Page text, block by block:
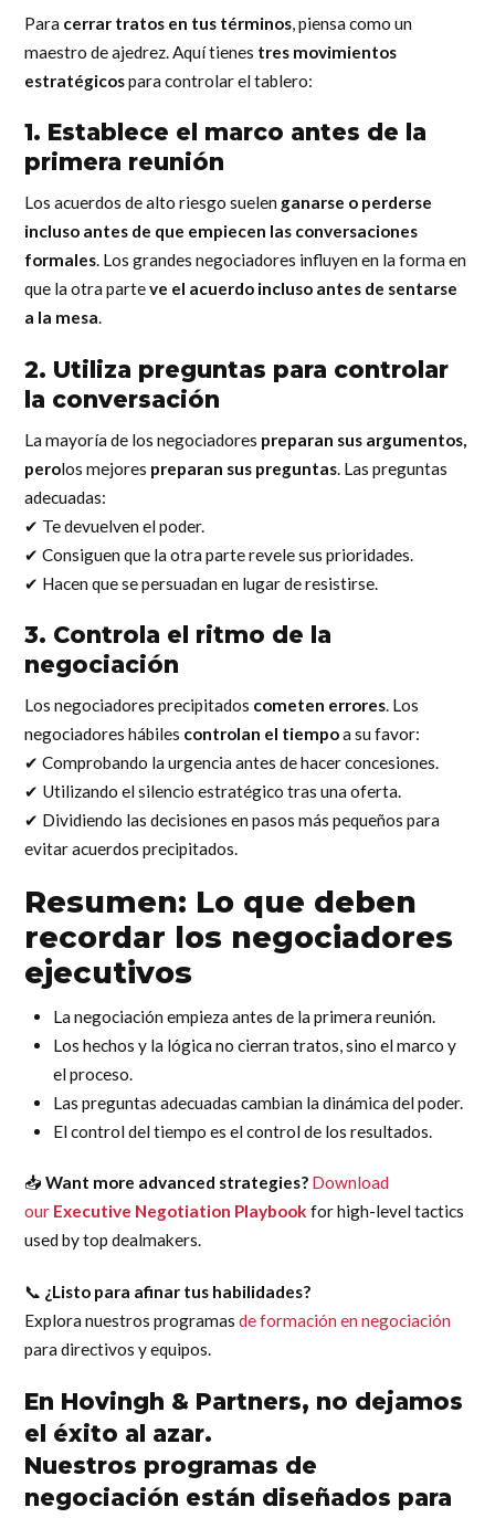
Para cerrar tratos en tus términos, piensa como un
maestro de ajedrez. Aquí tienes tres movimientos
estratégicospara controlar el tablero:
1. Establece el marco antes de la
primera reunión
Los acuerdos de alto riesgo suelen ganarse o perderse
incluso antes de que empiecen las conversaciones
formales. Los grandes negociadores influyen en la forma en
que la otra parteve el acuerdo incluso antes de sentarse
a la mesa.
2. Utiliza preguntas para controlar
la conversación
La mayoría de los negociadores preparan sus argumentos,
perolos mejores preparan sus preguntas. Las preguntas
adecuadas:
✔ Te devuelven el poder.
✔ Consiguen que la otra parte revele sus prioridades.
✔ Hacen que se persuadan en lugar de resistirse.
3. Controla el ritmo de la
negociación
Los negociadores precipitados cometen errores. Los
negociadores hábiles controlan el tiempoa su favor:
✔ Comprobando la urgencia antes de hacer concesiones.
✔ Utilizando el silencio estratégico tras una oferta.
✔ Dividiendo las decisiones en pasos más pequeños para
evitar acuerdos precipitados.
Resumen: Lo que deben
recordar los negociadores
ejecutivos
La negociación empieza antes de la primera reunión.
Los hechos y la lógica no cierran tratos, sino el marco y
el proceso.
Las preguntas adecuadas cambian la dinámica del poder.
El control del tiempo es el control de los resultados.
📥Want more advanced strategies? Download
our Executive Negotiation Playbook for high-level tactics
used by top dealmakers.
📞 ¿Listo para afinar tus habilidades?
Explora nuestros programasde formación en negociación
para directivos y equipos.
En Hovingh & Partners, no dejamos
el éxito al azar.
Nuestros programas de
negociación están diseñados para